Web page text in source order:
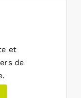
et
de